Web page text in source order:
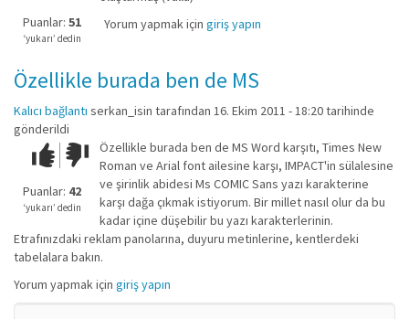
iyi
değil!
Puanlar: 51
‘yukarı’ dedin
Yorum yapmak için giriş yapın
Özellikle burada ben de MS
Kalıcı bağlantı serkan_isin tarafından 16. Ekim 2011 - 18:20 tarihinde
gönderildi
Çok iyi!O
kadar
iyi
değil!
Puanlar: 42
‘yukarı’ dedin
Özellikle burada ben de MS Word karşıtı, Times New
Roman ve Arial font ailesine karşı, IMPACT'in sülalesine
ve şirinlik abidesi Ms COMIC Sans yazı karakterine
karşı dağa çıkmak istiyorum. Bir millet nasıl olur da bu
kadar içine düşebilir bu yazı karakterlerinin.
Etrafınızdaki reklam panolarına, duyuru metinlerine, kentlerdeki
tabelalara bakın.
Yorum yapmak için giriş yapın